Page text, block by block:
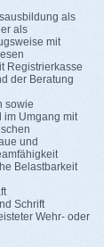
als
als
mit
Registrierkasse
der Beratung
sowie
im Umgang mit
und
Belastbarkeit
Schrift
Wehr‐ oder